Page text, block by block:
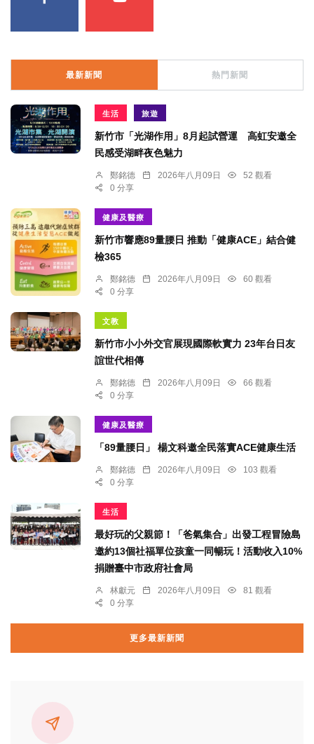
最新新聞 熱門新聞
生活 旅遊
新竹市「光湖作用」8月起試營運 高虹安邀全
民感受湖畔夜色魅力
鄭銘德 2026年八月09日
52 觀看
0 分享
健康及醫療
新竹市響應89量腰日 推動「健康ACE」結合健
檢365
鄭銘德 2026年八月09日
60 觀看
0 分享
文教
新竹市小小外交官展現國際軟實力 23年台日友
誼世代相傳
鄭銘德 2026年八月09日
66 觀看
0 分享
健康及醫療
「89量腰日」 楊文科邀全民落實ACE健康生活
鄭銘德 2026年八月09日
103 觀看
0 分享
生活
最好玩的父親節！「爸氣集合」出發工程冒險島
邀約13個社福單位孩童一同暢玩！活動收入10%
捐贈臺中市政府社會局
林獻元 2026年八月09日
81 觀看
0 分享
更多最新新聞